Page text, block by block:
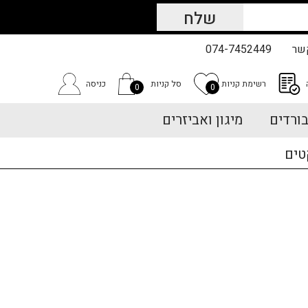
074-7452449
רשימת קניות 0 סל קניות 0 כניסה
מיגון ואביזרים